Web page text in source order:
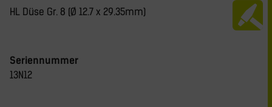
HL Düse Gr. 8 (Ø 12.7 x 29.35mm)
Seriennummer
13N12